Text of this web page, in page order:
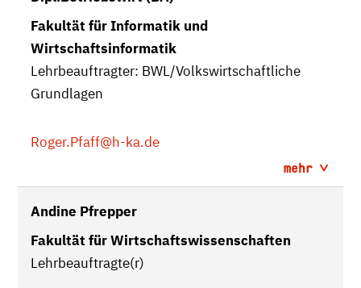
Fakultät für Informatik und
Wirtschaftsinformatik
Lehrbeauftragter: BWL/Volkswirtschaftliche
Grundlagen
Roger.Pfaff@h-ka.de
mehr
Andine Pfrepper
Fakultät für Wirtschaftswissenschaften
Lehrbeauftragte(r)